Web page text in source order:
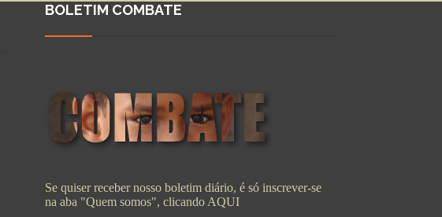
BOLETIM COMBATE
Se quiser receber nosso boletim diário, é só inscrever-se
na aba "Quem somos", clicando AQUI